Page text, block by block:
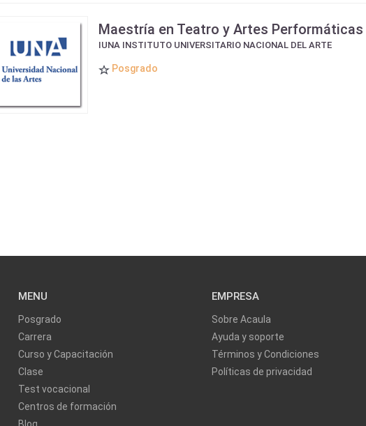
Maestría en Teatro y Artes Performáticas
IUNA INSTITUTO UNIVERSITARIO NACIONAL DEL ARTE
Posgrado
MENU
Posgrado
Carrera
Curso y Capacitación
Clase
Test vocacional
Centros de formación
EMPRESA
Sobre Acaula
Ayuda y soporte
Términos y Condiciones
Políticas de privacidad